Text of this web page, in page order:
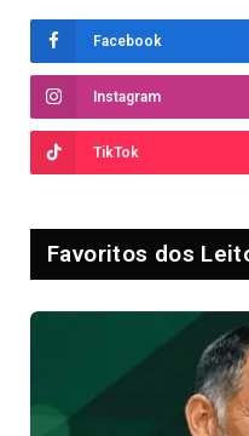
Facebook
Instagram
TikTok
Favoritos dos